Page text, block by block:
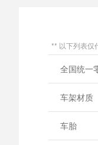
** 以下列表仅
全国统一
车架材质
车胎